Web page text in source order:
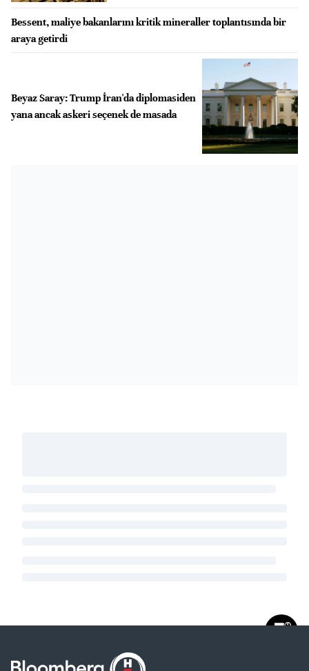
Bessent, maliye bakanlarını kritik mineraller toplantısında bir
araya getirdi
Beyaz Saray: Trump İran'da diplomasiden
yana ancak askeri seçenek de masada